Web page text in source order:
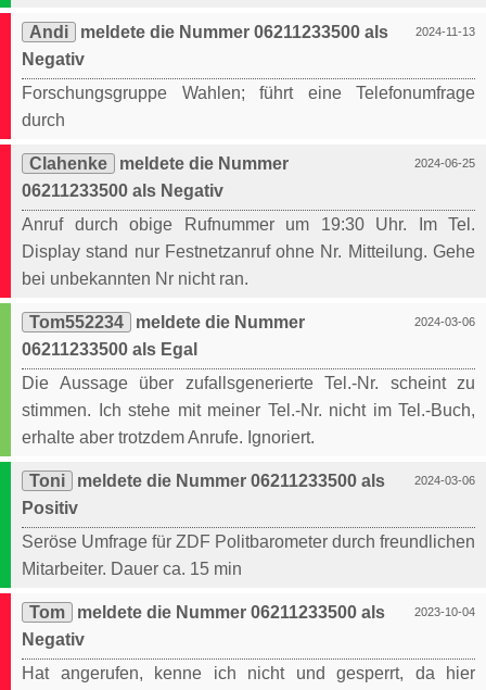
2024-11-13
Andi
meldete die Nummer 06211233500 als
Negativ
Forschungsgruppe Wahlen; führt eine Telefonumfrage
durch
2024-06-25
Clahenke
meldete die Nummer
06211233500 als Negativ
Anruf durch obige Rufnummer um 19:30 Uhr. Im Tel.
Display stand nur Festnetzanruf ohne Nr. Mitteilung. Gehe
bei unbekannten Nr nicht ran.
2024-03-06
Tom552234
meldete die Nummer
06211233500 als Egal
Die Aussage über zufallsgenerierte Tel.-Nr. scheint zu
stimmen. Ich stehe mit meiner Tel.-Nr. nicht im Tel.-Buch,
erhalte aber trotzdem Anrufe. Ignoriert.
2024-03-06
Toni
meldete die Nummer 06211233500 als
Positiv
Seröse Umfrage für ZDF Politbarometer durch freundlichen
Mitarbeiter. Dauer ca. 15 min
2023-10-04
Tom
meldete die Nummer 06211233500 als
Negativ
Hat angerufen, kenne ich nicht und gesperrt, da hier